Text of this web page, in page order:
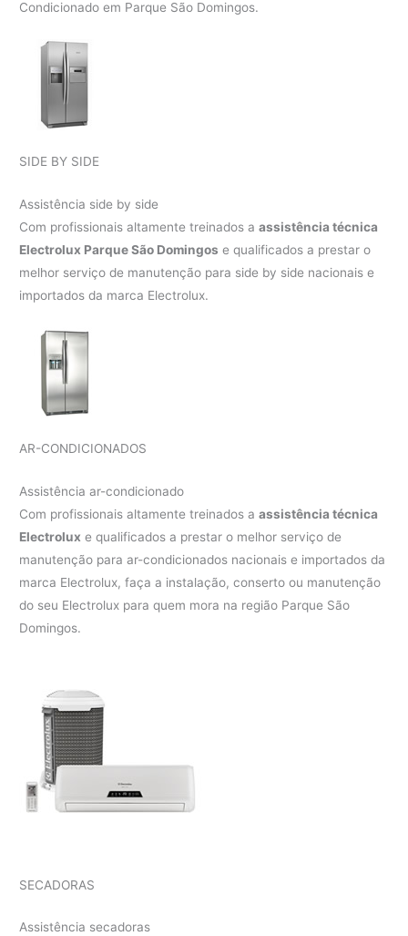
Condicionado em Parque São Domingos.
SIDE BY SIDE
Assistência side by side
Com profissionais altamente treinados aassistência técnica
Electrolux Parque São Domingos e qualificados a prestar o
melhor serviço de manutenção para side by side nacionais e
importados da marca Electrolux.
AR-CONDICIONADOS
Assistência ar-condicionado
Com profissionais altamente treinados aassistência técnica
Electrolux e qualificados a prestar o melhor serviço de
manutenção para ar-condicionados nacionais e importados da
marca Electrolux, faça a instalação, conserto ou manutenção
do seu Electrolux para quem mora na região Parque São
Domingos.
SECADORAS
Assistência secadoras